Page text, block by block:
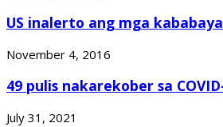
US inalerto ang mga
November 4, 2016
49 pulis nakarekober sa
July 31, 2021